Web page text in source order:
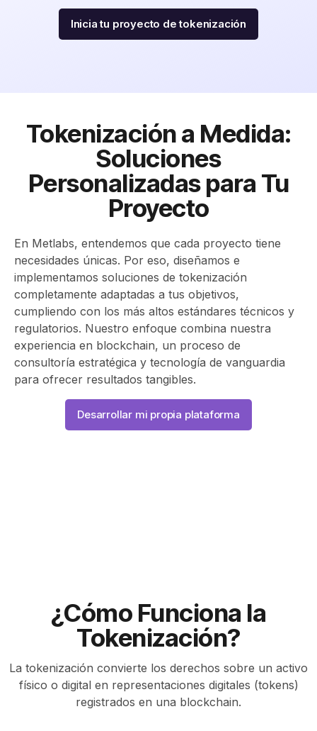
Inicia tu proyecto de tokenización
Tokenización a Medida:
Soluciones
Personalizadas para Tu
Proyecto
En Metlabs, entendemos que cada proyecto tiene
necesidades únicas. Por eso, diseñamos e
implementamos soluciones de tokenización
completamente adaptadas a tus objetivos,
cumpliendo con los más altos estándares técnicos y
regulatorios. Nuestro enfoque combina nuestra
experiencia en blockchain, un proceso de
consultoría estratégica y tecnología de vanguardia
para ofrecer resultados tangibles.
Desarrollar mi propia plataforma
¿Cómo Funciona la
Tokenización?
La tokenización convierte los derechos sobre un activo
físico o digital en representaciones digitales (tokens)
registrados en una blockchain.